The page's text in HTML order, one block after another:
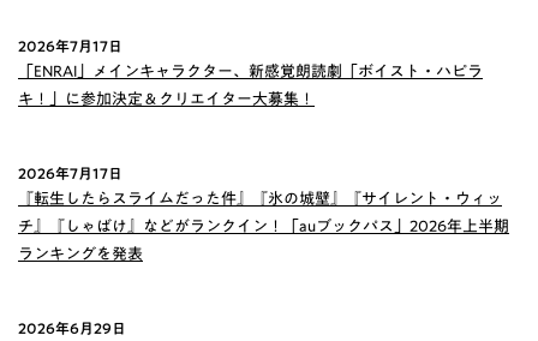
2026年7月17日
「ENRAI」メインキャラクター、新感覚朗読劇「ボイスト・ハピラ
キ！」に参加決定＆クリエイター大募集！
2026年7月17日
『転生したらスライムだった件』『氷の城壁』『サイレント・ウィッ
チ』『しゃばけ』などがランクイン！「auブックパス」2026年上半期
ランキングを発表
2026年6月29日